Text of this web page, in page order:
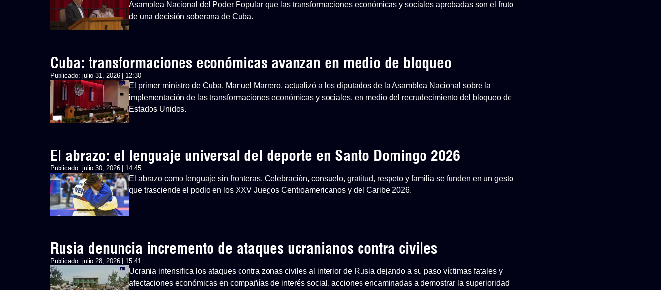
Asamblea Nacional del Poder Popular que las transformaciones económicas y sociales aprobadas son el fruto
de una decisión soberana de Cuba.
Cuba: transformaciones económicas avanzan en medio de bloqueo
Publicado: julio 31, 2026 | 12:30
El primer ministro de Cuba, Manuel Marrero, actualizó a los diputados de la Asamblea Nacional sobre la
implementación de las transformaciones económicas y sociales, en medio del recrudecimiento del bloqueo de
Estados Unidos.
El abrazo: el lenguaje universal del deporte en Santo Domingo 2026
Publicado: julio 30, 2026 | 14:45
El abrazo como lenguaje sin fronteras. Celebración, consuelo, gratitud, respeto y familia se funden en un gesto
que trasciende el podio en los XXV Juegos Centroamericanos y del Caribe 2026.
Rusia denuncia incremento de ataques ucranianos contra civiles
Publicado: julio 28, 2026 | 15:41
Ucrania intensifica los ataques contra zonas civiles al interior de Rusia dejando a su paso víctimas fatales y
afectaciones económicas en compañías de interés social. acciones encaminadas a demostrar la superioridad